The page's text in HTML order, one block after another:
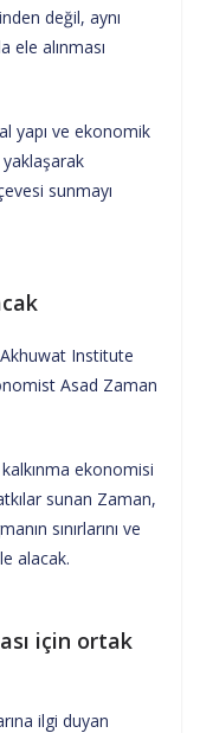
değil, aynı
ele alınması
yapı ve ekonomik
sunmayı
Akhuwat Institute
Asad Zaman
ekonomisi
sunan Zaman,
sınırlarını ve
alacak.
için ortak
ilgi duyan